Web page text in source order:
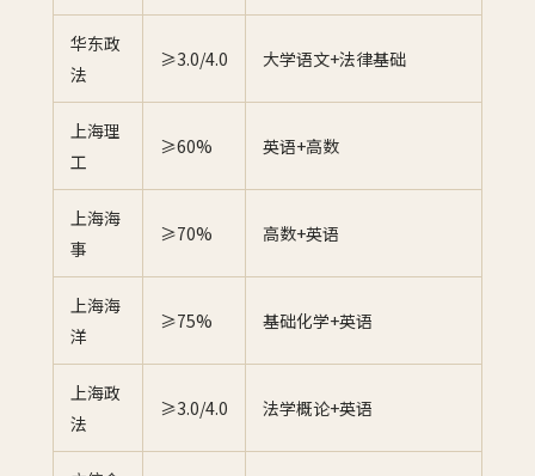
华东政
法
≥3.0/4.0 大学语文+法律基础
上海理
工
≥60% 英语+高数
上海海
事
≥70% 高数+英语
上海海
洋
≥75% 基础化学+英语
上海政
法
≥3.0/4.0 法学概论+英语